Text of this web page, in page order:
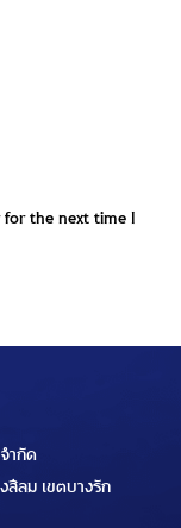
for the next time I
ำกัด
สีลม เขตบางรัก